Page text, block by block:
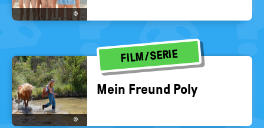
©
FILM/SERIE
©
Mein Freund Poly